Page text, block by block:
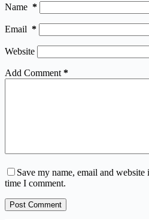
Name *
Email *
Website
Add Comment *
Save my name, email and
time I comment.
Post Comment